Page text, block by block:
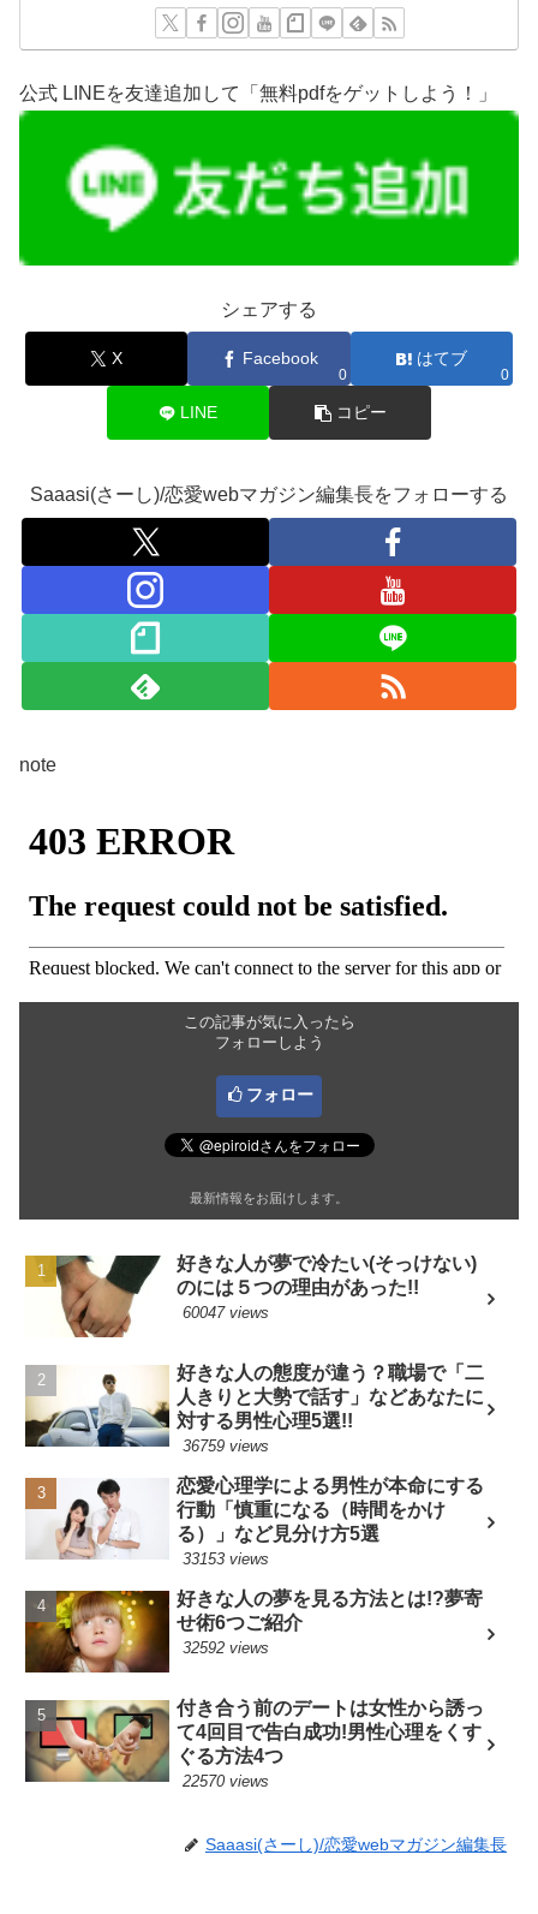
公式 LINEを友達追加して「無料pdfをゲットしよう！」
シェアする
X Facebook
0
はてブ
0
LINE コピー
Saaasi(さーし)/恋愛webマガジン編集長をフォローする
note
この記事が気に入ったら
フォローしよう
フォロー
最新情報をお届けします。
好きな人が夢で冷たい(そっけない)
のには５つの理由があった!!
60047 views
好きな人の態度が違う？職場で「二
人きりと大勢で話す」などあなたに
対する男性心理5選!!
36759 views
恋愛心理学による男性が本命にする
行動「慎重になる（時間をかけ
る）」など見分け方5選
33153 views
好きな人の夢を見る方法とは!?夢寄
せ術6つご紹介
32592 views
付き合う前のデートは女性から誘っ
て4回目で告白成功!男性心理をくす
ぐる方法4つ
22570 views
Saaasi(さーし)/恋愛webマガジン編集長